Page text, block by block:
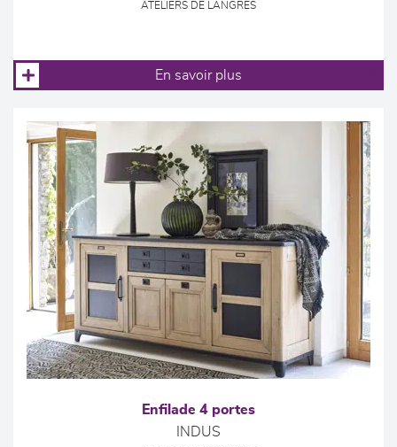
ATELIERS DE LANGRES
En savoir plus
Enfilade 4 portes
INDUS